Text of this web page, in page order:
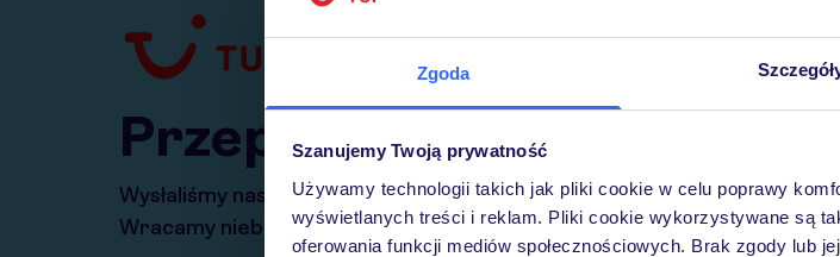
Zgoda
Szanujemy Twoją prywatność
Używamy technologii takich jak pliki cookie w celu poprawy
wyświetlanych treści i reklam. Pliki cookie wykorzystywane są
oferowania funkcji mediów społecznościowych. Brak zgody lub
Przepraszamy
Wysłaliśmy nasz serwis na krótkie wakacje.
Wracamy niebawem!